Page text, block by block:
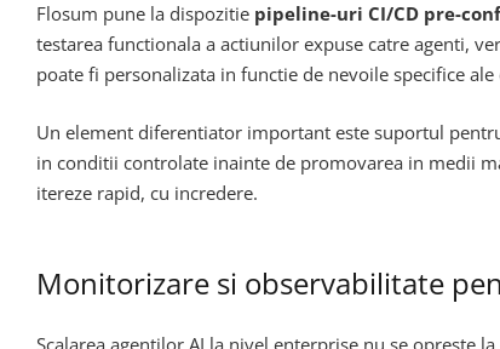
Flosum pune la dispozitie pipeline-uri CI/CD pre-
testarea functionala a actiunilor expuse catre agenti,
poate fi personalizata in functie de nevoile specifice
Un element diferentiator important este suportul
in conditii controlate inainte de promovarea in medii
itereze rapid, cu incredere.
Monitorizare si observabilitate